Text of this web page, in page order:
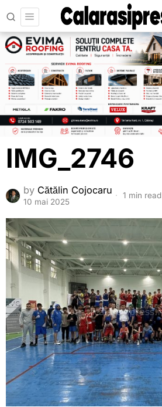
IMG_2746
by Cătălin Cojocaru
10 mai 2025
1 min read